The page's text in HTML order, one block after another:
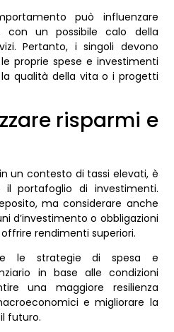
può influenzare
con un possibile calo della
Pertanto, i singoli devono
proprie spese e investimenti
qualità della vita o i progetti
risparmi e
un contesto di tassi elevati, è
il portafoglio di investimenti.
ma considerare anche
d’investimento o obbligazioni
rendimenti superiori.
le strategie di spesa e
in base alle condizioni
una maggiore resilienza
e migliorare la
futuro.